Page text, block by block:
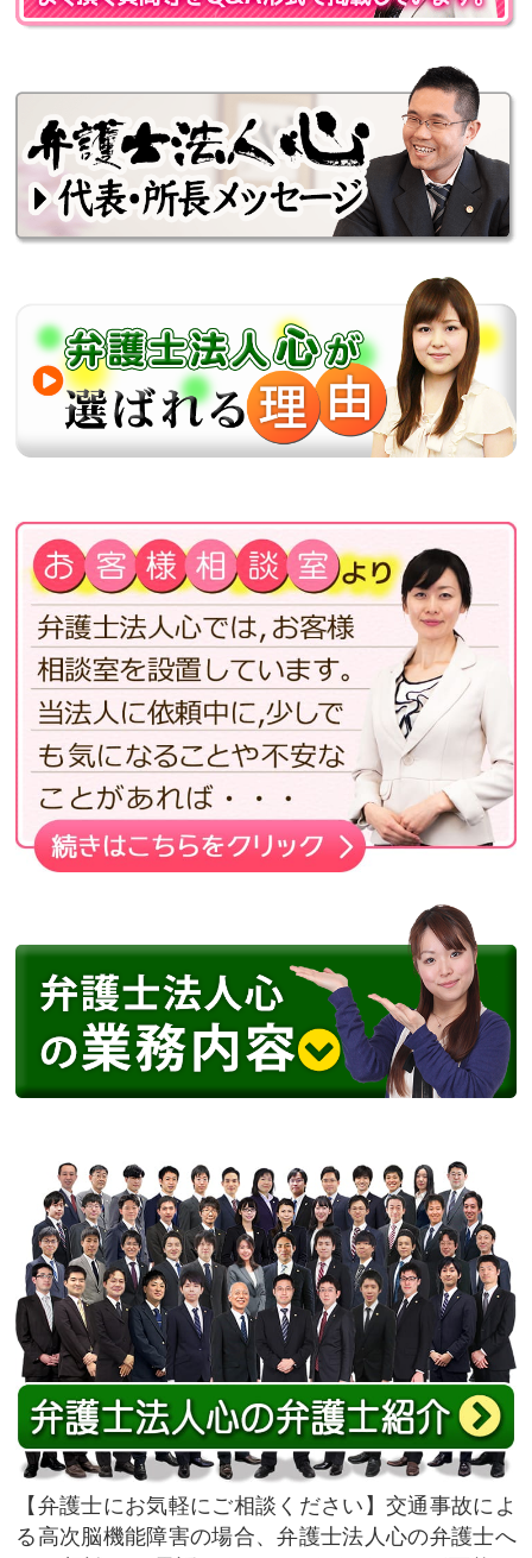
弁護士にお気軽にご相談ください
交通事故によ
る高次脳機能障害の場合、弁護士法人心の弁護士へ